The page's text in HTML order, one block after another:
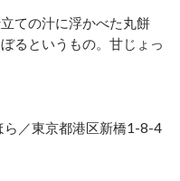
ての汁に浮かべた丸餅
るというもの。甘じょっ
／東京都港区新橋1-8-4